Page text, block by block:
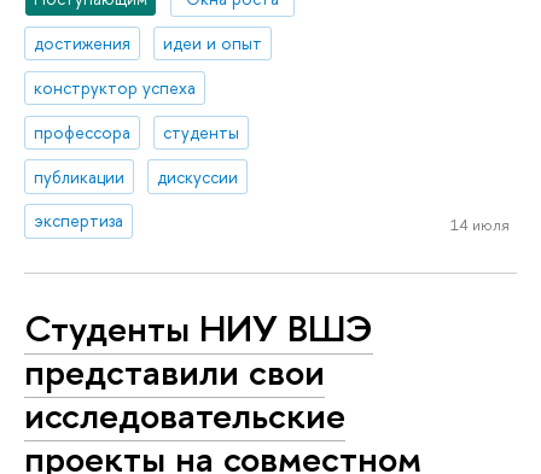
достижения
идеи и опыт
конструктор успеха
профессора
студенты
публикации
дискуссии
экспертиза
14 июля
Студенты НИУ ВШЭ
представили свои
исследовательские
проекты на совместном